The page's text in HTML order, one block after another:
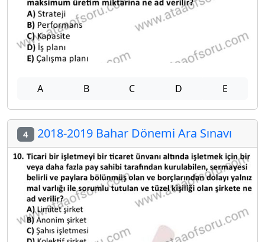
A B C D E
4 2018-2019 Bahar Dönemi Ara Sınavı